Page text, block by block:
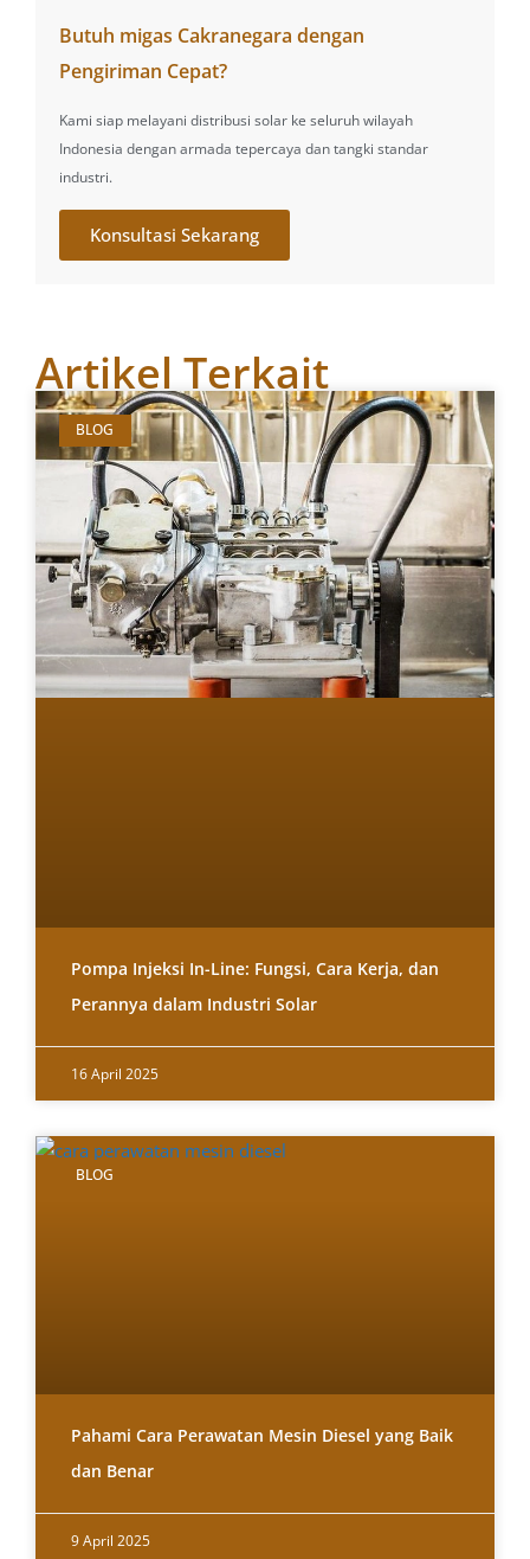
Butuh migas Cakranegara dengan
Pengiriman Cepat?
Kami siap melayani distribusi solar ke seluruh wilayah
Indonesia dengan armada tepercaya dan tangki standar
industri.
Konsultasi Sekarang
Artikel Terkait
BLOG
Pompa Injeksi In-Line: Fungsi, Cara Kerja, dan
Perannya dalam Industri Solar
16 April 2025
BLOG
Pahami Cara Perawatan Mesin Diesel yang Baik
dan Benar
9 April 2025